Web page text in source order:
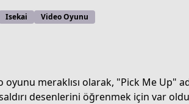
Isekai Video Oyunu
meraklısı olarak, "Pick Me Up"
desenlerini öğrenmek için var